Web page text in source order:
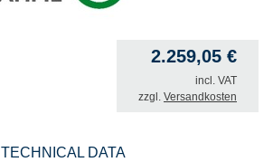
2.259,05 €
incl. VAT
zzgl. Versandkosten
TECHNICAL DATA